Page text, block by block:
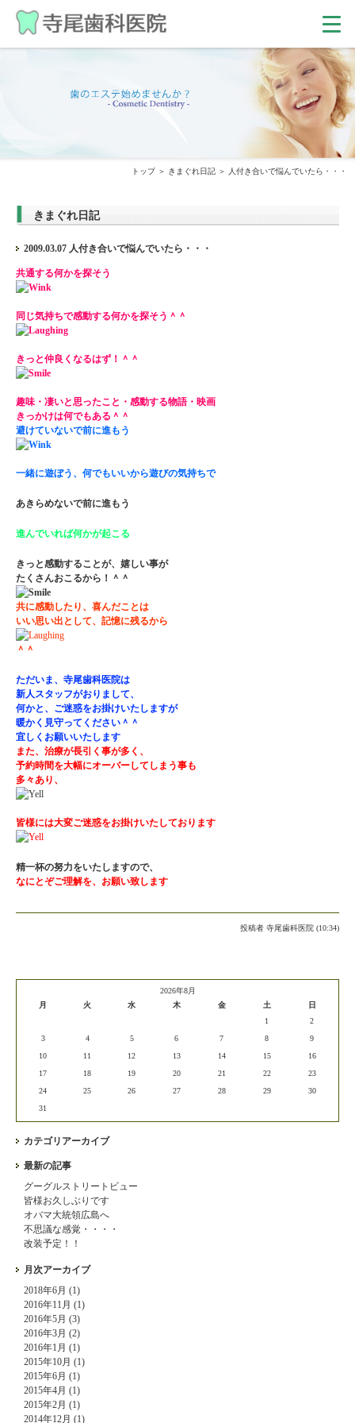
トップ きまぐれ日記 人付き合いで悩んでいたら・・・
きまぐれ日記
2009.03.07 人付き合いで悩んでいたら・・・
共通する何かを探そう
同じ気持ちで感動する何かを探そう＾＾
きっと仲良くなるはず！＾＾
趣味・凄いと思ったこと・感動する物語・映画
きっかけは何でもある＾＾
避けていないで前に進もう
一緒に遊ぼう、何でもいいから遊びの気持ちで
あきらめないで前に進もう
進んでいれば何かが起こる
きっと感動することが、嬉しい事が
たくさんおこるから！＾＾
共に感動したり、喜んだことは
いい思い出として、記憶に残るから
＾＾
ただいま、寺尾歯科医院は
新人スタッフがおりまして、
何かと、ご迷惑をお掛けいたしますが
暖かく見守ってください＾＾
宜しくお願いいたします
また、治療が長引く事が多く、
予約時間を大幅にオーバーしてしまう事も
多々あり、
皆様には大変ご迷惑をお掛けいたしております
精一杯の努力をいたしますので、
なにとぞご理解を、お願い致します
投稿者 寺尾歯科医院 (10:34)
2026年8月
月
火 水 木 金 土
日
1
2
3
4 5 6 7 8
9
10
11 12 13 14 15
16
17
18 19 20 21 22
23
24
25 26 27 28 29
30
31
カテゴリアーカイブ
最新の記事
グーグルストリートビュー
皆様お久しぶりです
オバマ大統領広島へ
不思議な感覚・・・・
改装予定！！
月次アーカイブ
2018年6月 (1)
2016年11月 (1)
2016年5月 (3)
2016年3月 (2)
2016年1月 (1)
2015年10月 (1)
2015年6月 (1)
2015年4月 (1)
2015年2月 (1)
2014年12月 (1)